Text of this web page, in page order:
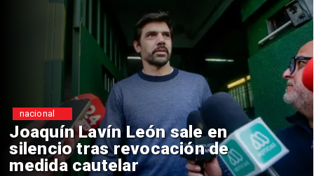
Chile y Venezuela formalizan
reinicio de relaciones
consulares
nacional